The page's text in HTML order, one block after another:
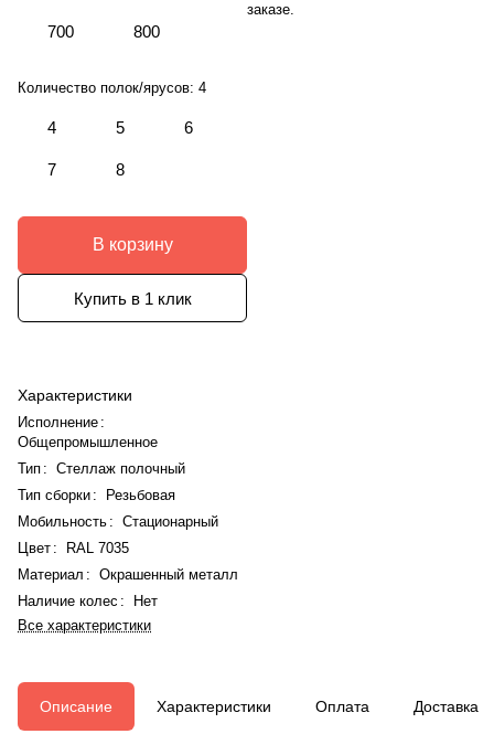
700 800
Количество полок/ярусов: 4
4 5 6
7 8
В корзину
Купить в 1 клик
Характеристики
Исполнение :
Общепромышленное
Тип : Стеллаж полочный
Тип сборки:
Резьбовая
Мобильность : Стационарный
Цвет :
RAL 7035
Материал : Окрашенный металл
Наличие колес :
Нет
Все характеристики
заказе.
Описание Характеристики Оплата Доставка